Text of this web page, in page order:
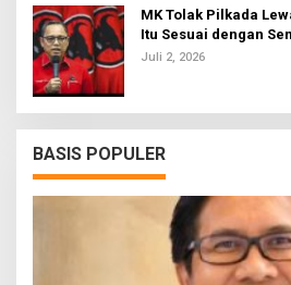
MK Tolak Pilkada
Itu Sesuai dengan
Juli 2, 2026
BASIS POPULER